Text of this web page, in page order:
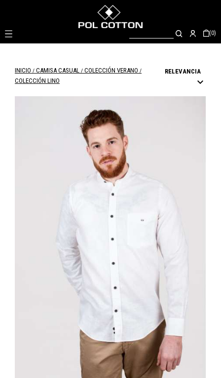
(0)
INICIO CAMISA CASUAL
COLECCIÓN VERANO
COLECCIÓN LINO
RELEVANCIA
